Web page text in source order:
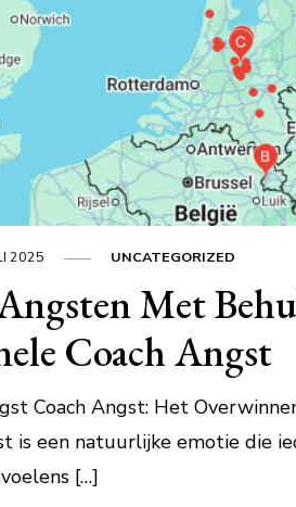
2025 UNCATEGORIZED
Met
Coach Angst
Coach Angst: Het
is een natuurlijke emotie die
[…]